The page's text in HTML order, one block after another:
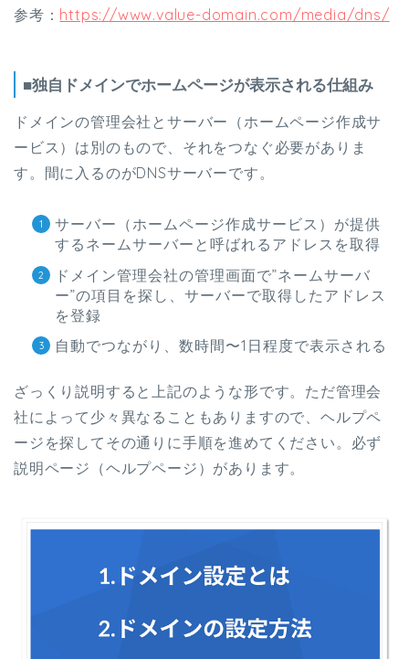
参考： https://www.value-domain.com/media/dns/
■独自ドメインでホームページが表示される仕組み
ドメインの管理会社とサーバー（ホームページ作成サ
ービス）は別のもので、それをつなぐ必要がありま
す。間に入るのがDNSサーバーです。
サーバー（ホームページ作成サービス）が提供
するネームサーバーと呼ばれるアドレスを取得
ドメイン管理会社の管理画面で”ネームサーバ
ー”の項目を探し、サーバーで取得したアドレス
を登録
自動でつながり、数時間〜1日程度で表示される
ざっくり説明すると上記のような形です。ただ管理会
社によって少々異なることもありますので、ヘルプペ
ージを探してその通りに手順を進めてください。必ず
説明ページ（ヘルプページ）があります。